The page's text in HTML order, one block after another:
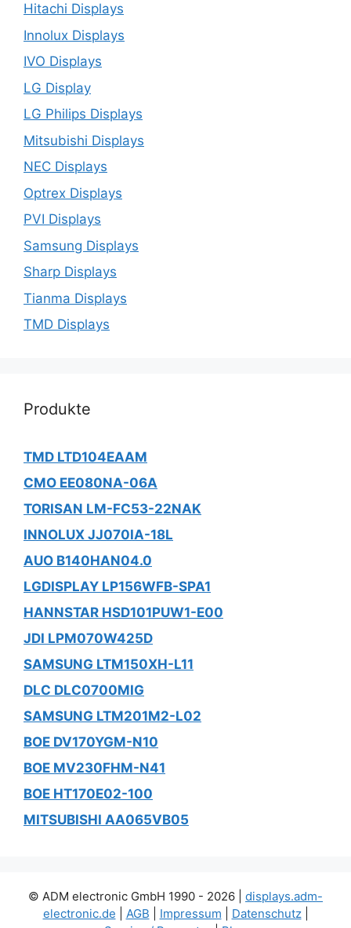
Hitachi Displays
Innolux Displays
IVO Displays
LG Display
LG Philips Displays
Mitsubishi Displays
NEC Displays
Optrex Displays
PVI Displays
Samsung Displays
Sharp Displays
Tianma Displays
TMD Displays
Produkte
TMD LTD104EAAM
CMO EE080NA-06A
TORISAN LM-FC53-22NAK
INNOLUX JJ070IA-18L
AUO B140HAN04.0
LGDISPLAY LP156WFB-SPA1
HANNSTAR HSD101PUW1-E00
JDI LPM070W425D
SAMSUNG LTM150XH-L11
DLC DLC0700MIG
SAMSUNG LTM201M2-L02
BOE DV170YGM-N10
BOE MV230FHM-N41
BOE HT170E02-100
MITSUBISHI AA065VB05
© ADM electronic GmbH 1990 - 2026 | displays.adm-
electronic.de
AGB Impressum Datenschutz|